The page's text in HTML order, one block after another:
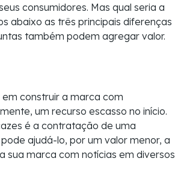
consumidores. Mas qual seria a
abaixo as três principais diferenças
também podem agregar valor.
construir a marca com
um recurso escasso no início.
é a contratação de uma
ajudá-lo, por um valor menor, a
sua marca com notícias em diversos